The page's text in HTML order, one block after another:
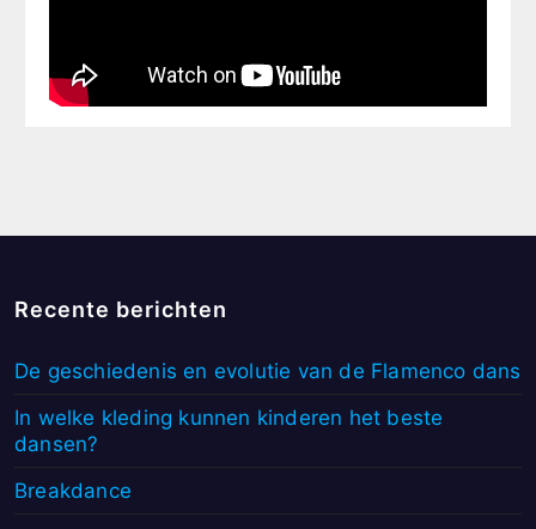
Recente berichten
De geschiedenis en evolutie van de Flamenco dans
In welke kleding kunnen kinderen het beste
dansen?
Breakdance